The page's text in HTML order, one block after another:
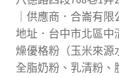
｜供應商．合崙有限
地址．台中市北區中
燥優格粉（玉米來源
全脂奶粉、乳清粉、